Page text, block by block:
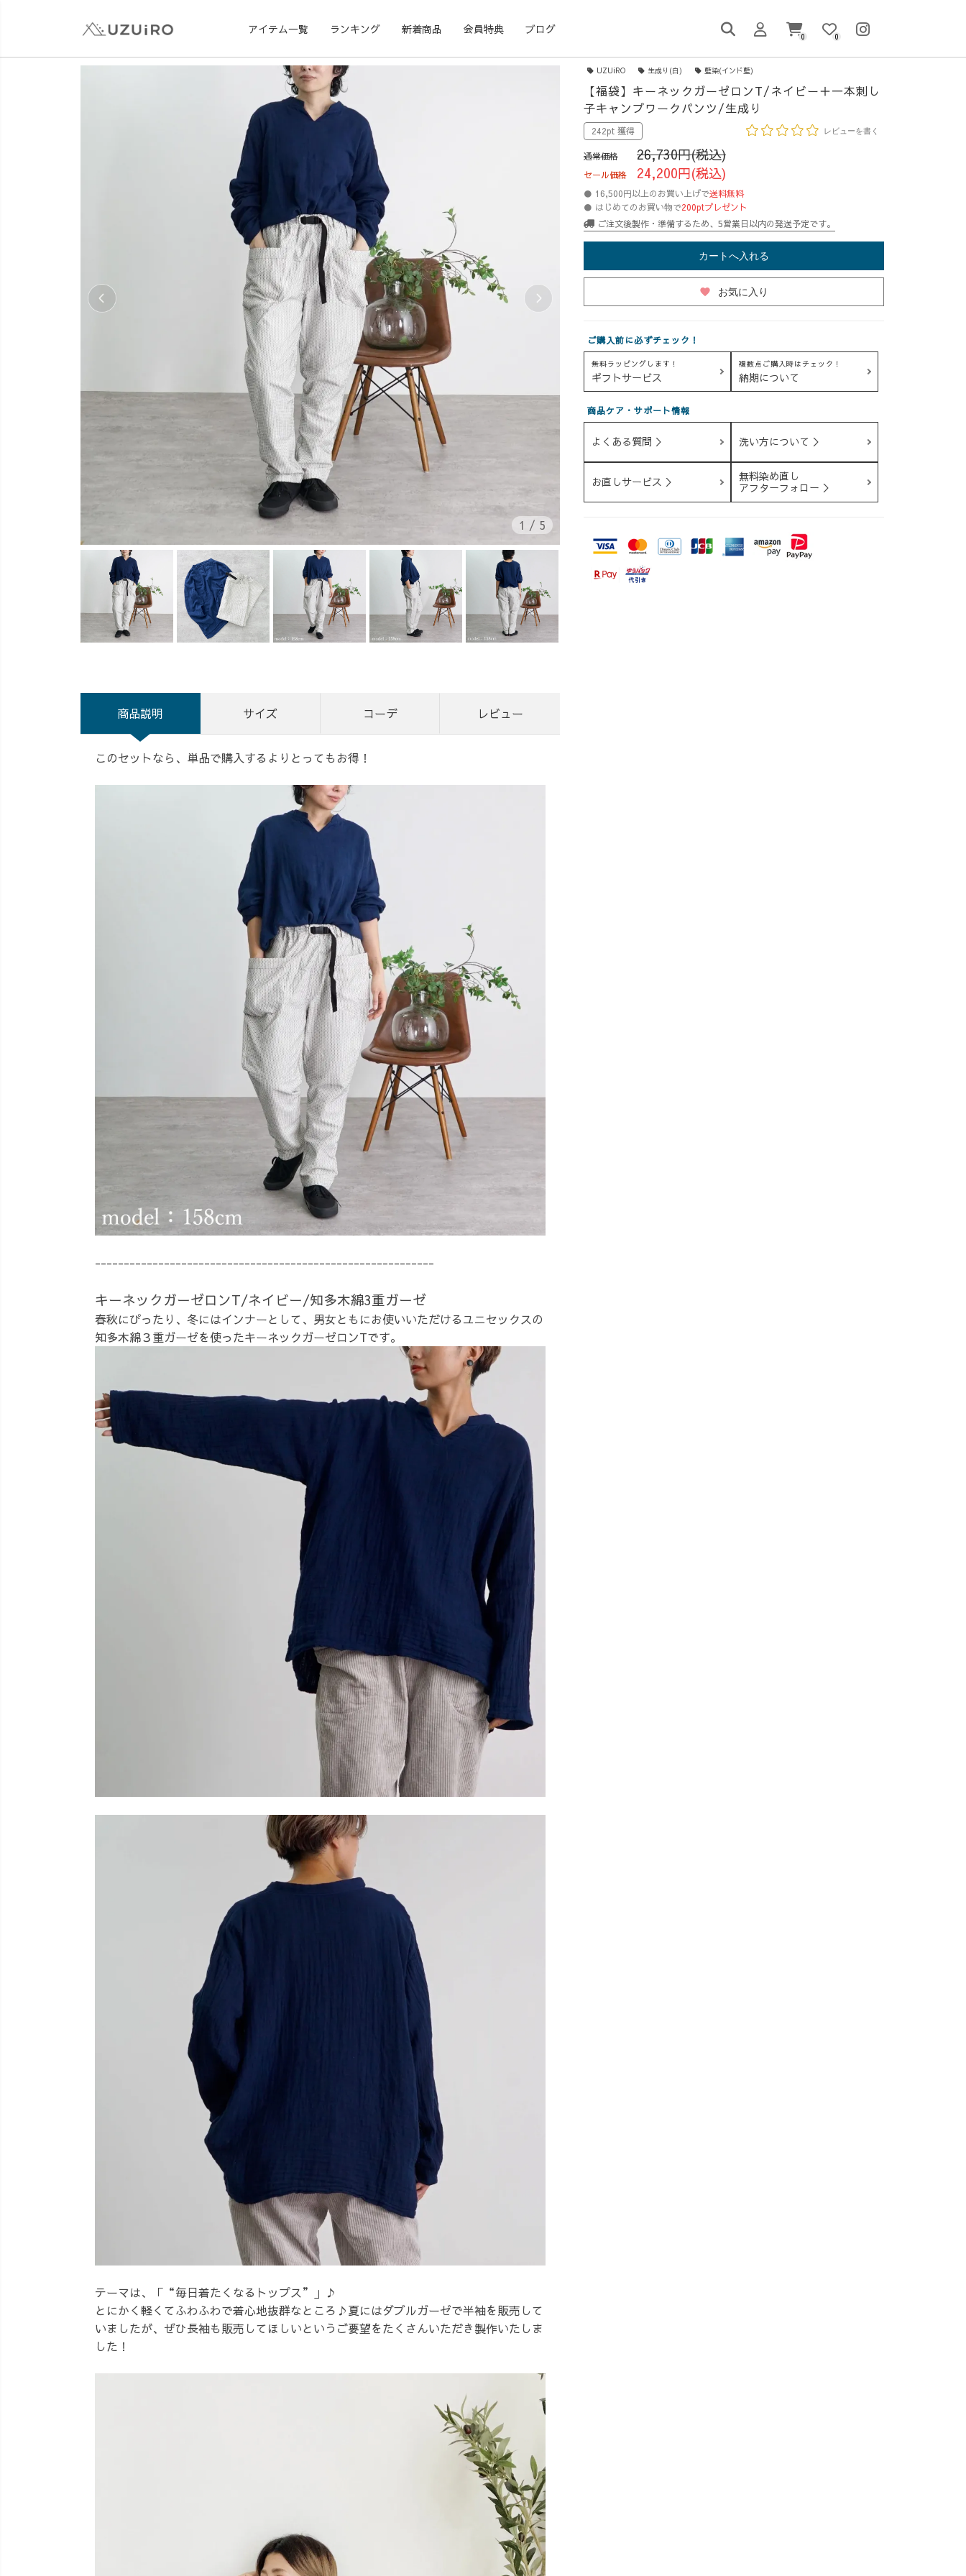
アイテム一覧 ランキング 新着商品 会員特典 ブログ
0 0
1 / 5
商品説明 サイズ コーデ レビュー
このセットなら、単品で購入するよりとってもお得！
-----------------------------------------------------------
キーネックガーゼロンT/ネイビー/知多木綿3重ガーゼ
春秋にぴったり、冬にはインナーとして、男女ともにお使いいただけるユニセックスの
知多木綿３重ガーゼを使ったキーネックガーゼロンTです。
テーマは、「“毎日着たくなるトップス”」♪
とにかく軽くてふわふわで着心地抜群なところ♪夏にはダブルガーゼで半袖を販売して
いましたが、ぜひ長袖も販売してほしいというご要望をたくさんいただき製作いたしま
した！
UZUiRO 生成り(白) 藍染(インド藍)
【福袋】キーネックガーゼロンT/ネイビー＋一本刺し
子キャンプワークパンツ/生成り
242pt 獲得 レビューを書く
通常価格 26,730円(税込)
セール価格 24,200円(税込)
● 16,500円以上のお買い上げで送料無料
● はじめてのお買い物で200ptプレゼント
ご注文後製作・準備するため、5営業日以内の発送予定です。
カートへ入れる
favorite お気に入り
ご購入前に必ずチェック！
無料ラッピングします！
ギフトサービス
複数点ご購入時はチェック！
納期について
商品ケア・サポート情報
よくある質問 ＞ 洗い方について ＞
お直しサービス ＞
無料染め直し
アフターフォロー ＞